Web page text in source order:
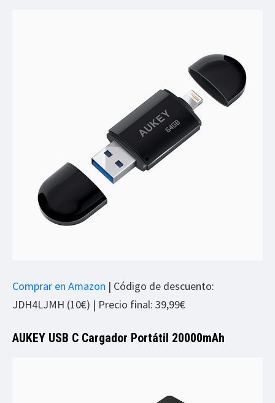
Comprar en Amazon | Código de descuento:
JDH4LJMH (10€) | Precio final: 39,99€
AUKEY USB C Cargador Portátil 20000mAh